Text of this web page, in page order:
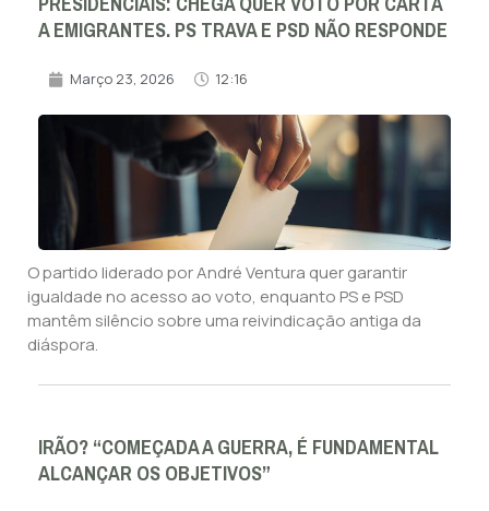
A EMIGRANTES. PS TRAVA E PSD NÃO RESPONDE
Março 23, 2026 12:16
O partido liderado por André Ventura quer garantir
igualdade no acesso ao voto, enquanto PS e PSD
mantêm silêncio sobre uma reivindicação antiga da
diáspora.
IRÃO? “COMEÇADA A GUERRA, É FUNDAMENTAL
ALCANÇAR OS OBJETIVOS”